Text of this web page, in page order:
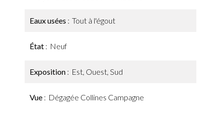
Eaux usées Tout à l'égout
État Neuf
Exposition Est, Ouest, Sud
Vue Dégagée Collines Campagne